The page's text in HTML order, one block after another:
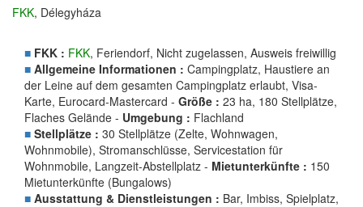
FKK, Délegyháza
■ FKK : FKK, Feriendorf, Nicht zugelassen, Ausweis freiwillig
■ Allgemeine Informationen : Campingplatz, Haustiere an
der Leine auf dem gesamten Campingplatz erlaubt, Visa-
Karte, Eurocard-Mastercard - Größe : 23 ha, 180 Stellplätze,
Flaches Gelände - Umgebung : Flachland
■ Stellplätze : 30 Stellplätze (Zelte, Wohnwagen,
Wohnmobile), Stromanschlüsse, Servicestation für
Wohnmobile, Langzeit-Abstellplatz - Mietunterkünfte : 150
Mietunterkünfte (Bungalows)
■ Ausstattung & Dienstleistungen : Bar, Imbiss, Spielplatz,